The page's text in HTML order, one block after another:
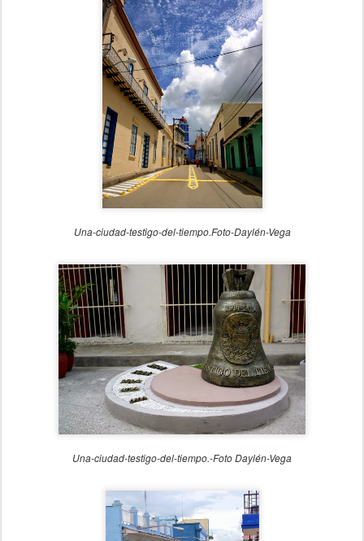
Una-ciudad-testigo-del-tiempo.Foto-Daylén-Vega
Una-ciudad-testigo-del-tiempo.-Foto Daylén-Vega